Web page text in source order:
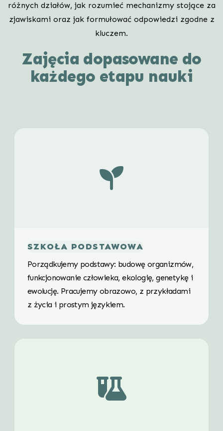
różnych działów, jak rozumieć mechanizmy stojące za
zjawiskami oraz jak formułować odpowiedzi zgodne z
kluczem.
Zajęcia dopasowane do
każdego etapu nauki
SZKOŁA PODSTAWOWA
Porządkujemy podstawy: budowę organizmów,
funkcjonowanie człowieka, ekologię, genetykę i
ewolucję. Pracujemy obrazowo, z przykładami
z życia i prostym językiem.